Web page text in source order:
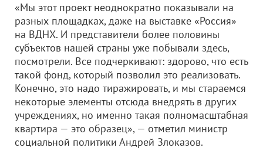
«Мы этот проект неоднократно показывали на
разных площадках, даже на выставке «Россия»
на ВДНХ. И представители более половины
субъектов нашей страны уже побывали здесь,
посмотрели. Все подчеркивают: здорово, что есть
такой фонд, который позволил это реализовать.
Конечно, это надо тиражировать, и мы стараемся
некоторые элементы отсюда внедрять в других
учреждениях, но именно такая полномасштабная
квартира — это образец», — отметил министр
социальной политики Андрей Злоказов.